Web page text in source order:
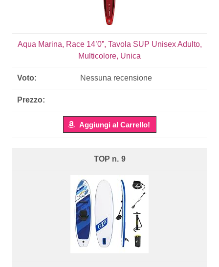
Aqua Marina, Race 14’0”, Tavola SUP Unisex Adulto,
Multicolore, Unica
Nessuna recensione
Aggiungi al Carrello!
9